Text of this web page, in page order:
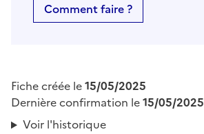
Comment faire ?
Fiche créée le15/05/2025
Dernière confirmation le15/05/2025
Voir l'historique